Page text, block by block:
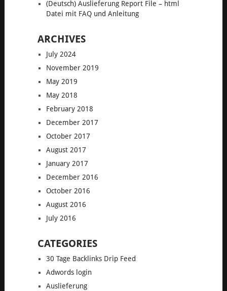
(Deutsch) Auslieferung Report File – html
Datei mit FAQ und Anleitung
ARCHIVES
July 2024
November 2019
May 2019
May 2018
February 2018
December 2017
October 2017
August 2017
January 2017
December 2016
October 2016
August 2016
July 2016
CATEGORIES
30 Tage Backlinks Drip Feed
Adwords login
Auslieferung